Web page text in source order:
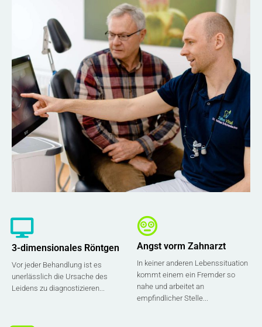
3-dimensionales Röntgen
Vor jeder Behandlung ist es
unerlässlich die Ursache des
Leidens zu diagnostizieren...
Angst vorm Zahnarzt
In keiner anderen Lebenssituation
kommt einem ein Fremder so
nahe und arbeitet an
empfindlicher Stelle...